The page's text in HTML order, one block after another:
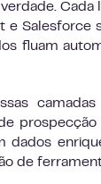
Cada
e Salesforce
fluam
dados
de